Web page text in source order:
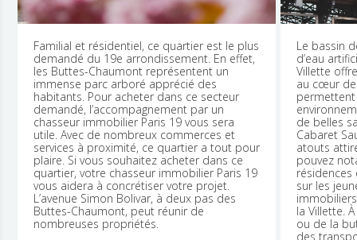
Le bassin de la Villette, plus grand plan
d’eau artificiel de Paris, et le parc de la
Villette offrent un cadre de vie exceptionnel
au cœur de la capitale. Les allées piétonnes
permettent de profiter d’un tel
environnement. De plus, ce quartier réunit
de belles salles de spectacle, comme le
Cabaret Sauvage et le Trabendo. Ces
atouts attirent une population variée. Vous
pouvez notamment investir dans les
résidences étudiantes ou vous concentrer
sur les jeunes actifs avec des biens
immobiliers à proximité du cinéma MK2 de
la Villette. À proximité du canal de l’Ourcq
ou de la butte Bergeyre, des commerces et
on ne
profitent
l’Industrie,
la Villette
niveau
étages qui
dans une
de
également
des